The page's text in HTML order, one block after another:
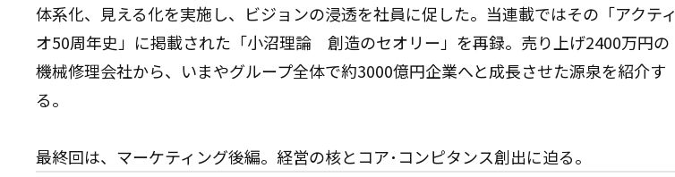
体系化、見える化を実施し、ビジョンの浸透を社員に促した。当連載ではその「アクティ
オ50周年史」に掲載された「小沼理論 創造のセオリー」を再録。売り上げ2400万円の
機械修理会社から、いまやグループ全体で約3000億円企業へと成長させた源泉を紹介す
る。
最終回は、マーケティング後編。経営の核とコア･コンピタンス創出に迫る。